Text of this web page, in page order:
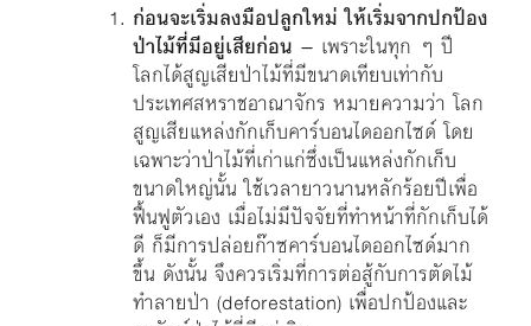
ก่อนจะเริ่มลงมือปลูกใหม่ ให้เริ่มจากปกป้อง
ป่าไม้ที่มีอยู่เสียก่อน – เพราะในทุก ๆ ปี
โลกได้สูญเสียป่าไม้ที่มีขนาดเทียบเท่ากับ
ประเทศสหราชอาณาจักร หมายความว่า โลก
สูญเสียแหล่งกักเก็บคาร์บอนไดออกไซด์ โดย
เฉพาะว่าป่าไม้ที่เก่าแก่ซึ่งเป็นแหล่งกักเก็บ
ขนาดใหญ่นั้น ใช้เวลายาวนานหลักร้อยปีเพื่อ
ฟื้นฟูตัวเอง เมื่อไม่มีปัจจัยที่ทำหน้าที่กักเก็บได้
ดี ก็มีการปล่อยก๊าซคาร์บอนไดออกไซด์มาก
ขึ้น ดังนั้น จึงควรเริ่มที่การต่อสู้กับการตัดไม้
ทำลายป่า (deforestation) เพื่อปกป้องและ